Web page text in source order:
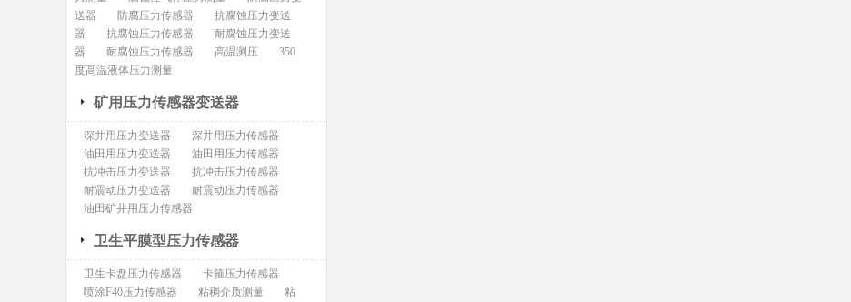
送器
防腐压力传感器
抗腐蚀压力变送
器
抗腐蚀压力传感器
耐腐蚀压力变送
器
耐腐蚀压力传感器 高温测压
350
度高温液体压力测量
矿用压力传感器变送器
深井用压力变送器
深井用压力传感器
油田用压力变送器
油田用压力传感器
抗冲击压力变送器
抗冲击压力传感器
耐震动压力变送器
耐震动压力传感器
油田矿井用压力传感器
卫生平膜型压力传感器
卫生卡盘压力传感器
卡箍压力传感器
喷涂F40压力传感器
粘稠介质测量 粘